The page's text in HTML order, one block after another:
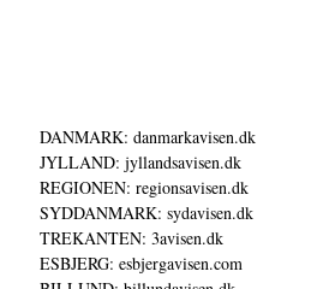
DANMARK: danmarkavisen.dk
JYLLAND: jyllandsavisen.dk
REGIONEN: regionsavisen.dk
SYDDANMARK: sydavisen.dk
TREKANTEN: 3avisen.dk
ESBJERG: esbjergavisen.com